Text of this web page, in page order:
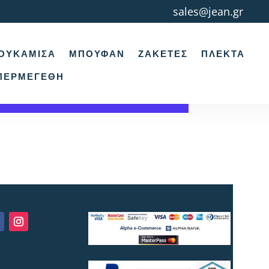
sales@jean.gr
ΜΠΟΥΦΆΝ ΖΑΚΈΤΕΣ
ΠΛΕΚΤΆ
σας.